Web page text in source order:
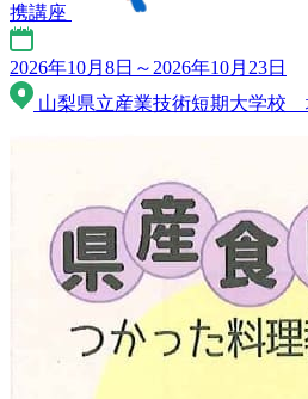
携講座
2026年10月8日～2026年10月23日
山梨県立産業技術短期大学校